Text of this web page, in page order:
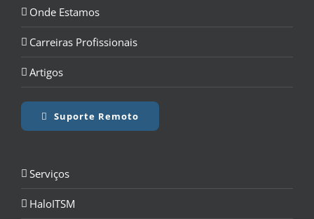
Onde Estamos
Carreiras Profissionais
Artigos
Suporte Remoto
Serviços
HaloITSM